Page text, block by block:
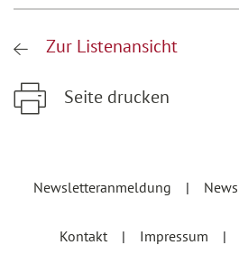
Zur Listenansicht
Seite drucken
Newsletteranmeldung
Kontakt Impressum